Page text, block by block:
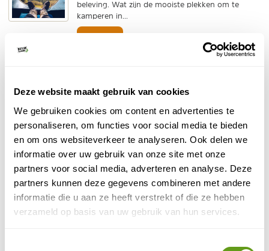
Deze website maakt gebruik van cookies
We gebruiken cookies om content en advertenties te
personaliseren, om functies voor social media te bieden
en om ons websiteverkeer te analyseren. Ook delen we
informatie over uw gebruik van onze site met onze
partners voor social media, adverteren en analyse. Deze
partners kunnen deze gegevens combineren met andere
informatie die u aan ze heeft verstrekt of die ze hebben
verzameld op basis van uw gebruik van hun services.
beleving. Wat zijn de mooiste plekken om te
kamperen in...
BEKIJK
de Ardèche in Frankrijk. Dat is natuurlijk niet voor
BEKIJK
Glamping in Slovenië
Tijdens het samenstellen van onze pagina over
bijzondere overnachtingen in Slovenië viel het ons
op hoe ontzettend veel gave glamping opties er
in het...
BEKIJK